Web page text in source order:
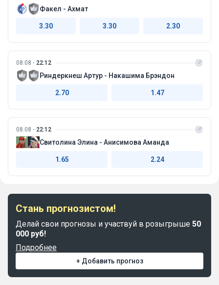
Факел - Ахмат
3.30 3.30 2.30
08.08 22:12
Риндеркнеш Артур - Накашима Брэндон
2.70 1.47
08.08 22:12
Свитолина Элина - Анисимова Аманда
1.65 2.24
Стань прогнозистом!
Делай свои прогнозы и участвуй в розыгрыше 50
000 руб!
Подробнее
+ Добавить прогноз